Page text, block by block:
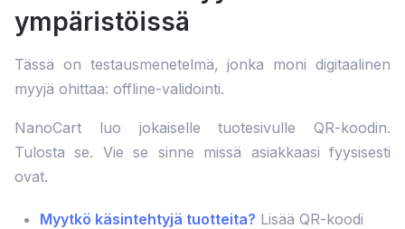
ympäristöissä
Tässä on testausmenetelmä, jonka moni digitaalinen
myyjä ohittaa: offline-validointi.
NanoCart luo jokaiselle tuotesivulle QR-koodin.
Tulosta se. Vie se sinne missä asiakkaasi fyysisesti
ovat.
Myytkö käsintehtyjä tuotteita? Lisää QR-koodi